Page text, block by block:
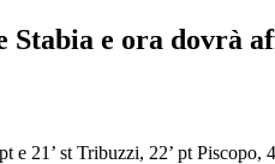
e ora dovrà
e 21’ st Tribuzzi, 22’ pt Piscopo,